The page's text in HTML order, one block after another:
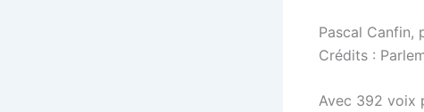
Pascal Canfin,
Crédits :
Avec 392 voix